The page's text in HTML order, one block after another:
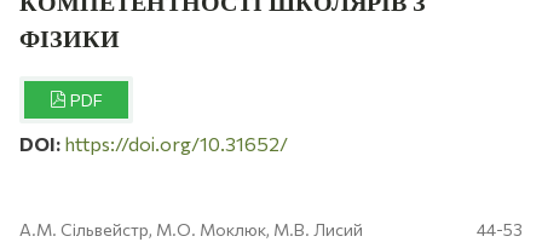
ФІЗИКИ
PDF
DOI: https://doi.org/10.31652/
А.М. Сільвейстр, М.О. Моклюк, М.В. Лисий 44-53